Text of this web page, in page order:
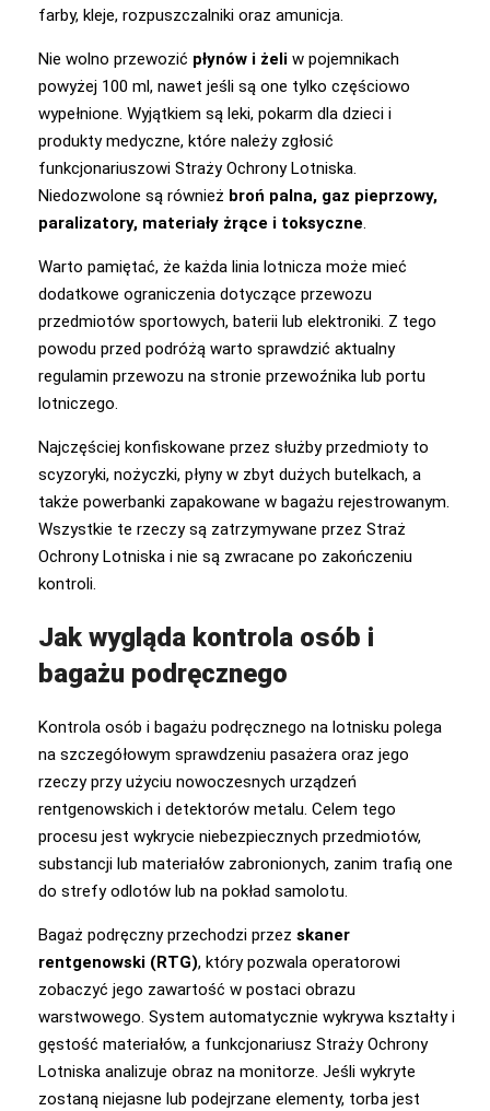
farby, kleje, rozpuszczalniki oraz amunicja.
Nie wolno przewozić płynów i żeli w pojemnikach
powyżej 100 ml, nawet jeśli są one tylko częściowo
wypełnione. Wyjątkiem są leki, pokarm dla dzieci i
produkty medyczne, które należy zgłosić
funkcjonariuszowi Straży Ochrony Lotniska.
Niedozwolone są również broń palna, gaz pieprzowy,
paralizatory, materiały żrące i toksyczne.
Warto pamiętać, że każda linia lotnicza może mieć
dodatkowe ograniczenia dotyczące przewozu
przedmiotów sportowych, baterii lub elektroniki. Z tego
powodu przed podróżą warto sprawdzić aktualny
regulamin przewozu na stronie przewoźnika lub portu
lotniczego.
Najczęściej konfiskowane przez służby przedmioty to
scyzoryki, nożyczki, płyny w zbyt dużych butelkach, a
także powerbanki zapakowane w bagażu rejestrowanym.
Wszystkie te rzeczy są zatrzymywane przez Straż
Ochrony Lotniska i nie są zwracane po zakończeniu
kontroli.
Jak wygląda kontrola osób i
bagażu podręcznego
Kontrola osób i bagażu podręcznego na lotnisku polega
na szczegółowym sprawdzeniu pasażera oraz jego
rzeczy przy użyciu nowoczesnych urządzeń
rentgenowskich i detektorów metalu. Celem tego
procesu jest wykrycie niebezpiecznych przedmiotów,
substancji lub materiałów zabronionych, zanim trafią one
do strefy odlotów lub na pokład samolotu.
Bagaż podręczny przechodzi przez skaner
rentgenowski (RTG), który pozwala operatorowi
zobaczyć jego zawartość w postaci obrazu
warstwowego. System automatycznie wykrywa kształty i
gęstość materiałów, a funkcjonariusz Straży Ochrony
Lotniska analizuje obraz na monitorze. Jeśli wykryte
zostaną niejasne lub podejrzane elementy, torba jest